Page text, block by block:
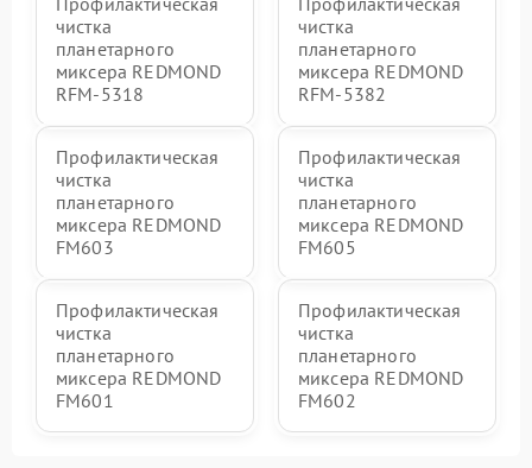
чистка
планетарного
миксера REDMOND
RFM-5318
чистка
планетарного
миксера REDMOND
RFM-5382
Профилактическая
чистка
планетарного
миксера REDMOND
FM603
Профилактическая
чистка
планетарного
миксера REDMOND
FM605
Профилактическая
чистка
планетарного
миксера REDMOND
FM601
Профилактическая
чистка
планетарного
миксера REDMOND
FM602